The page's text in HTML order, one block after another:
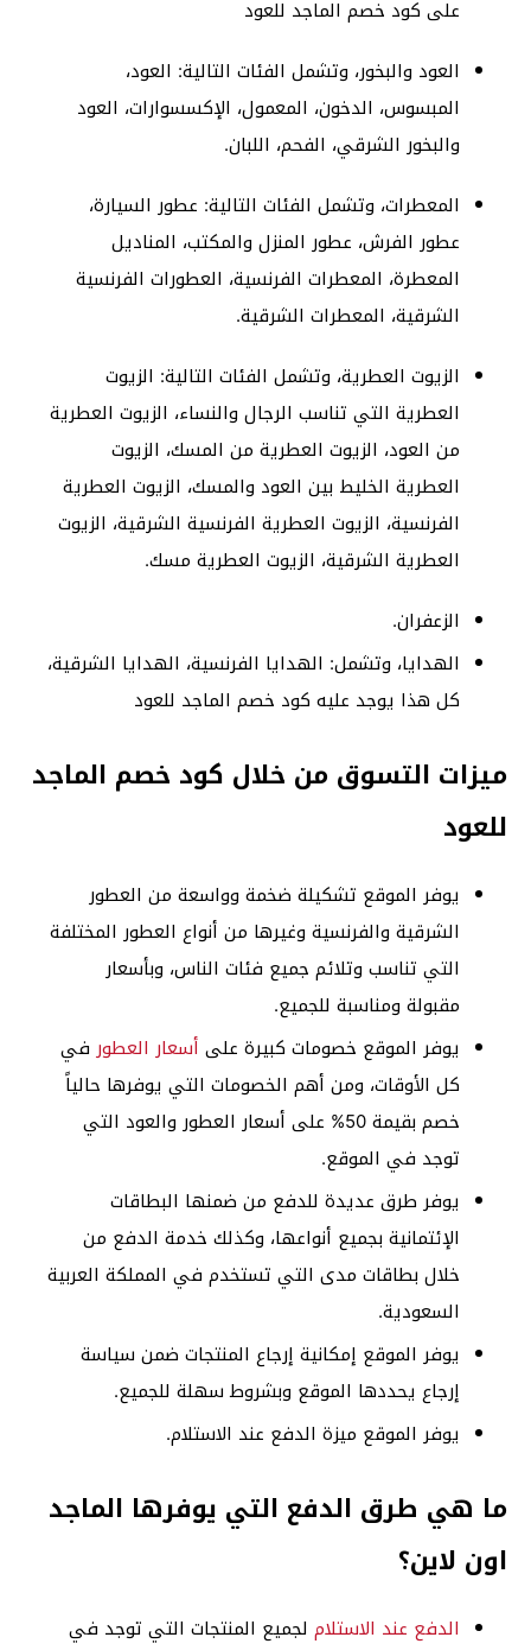
على كود خصم الماجد للعود
العود والبخور، وتشمل الفئات التالية: العود،
المبسوس، الدخون، المعمول، الإكسسوارات، العود
والبخور الشرقي، الفحم، اللبان.
المعطرات، وتشمل الفئات التالية: عطور السيارة،
عطور الفرش، عطور المنزل والمكتب، المناديل
المعطرة، المعطرات الفرنسية، العطورات الفرنسية
الشرقية، المعطرات الشرقية.
الزيوت العطرية، وتشمل الفئات التالية: الزيوت
العطرية التي تناسب الرجال والنساء، الزيوت العطرية
من العود، الزيوت العطرية من المسك، الزيوت
العطرية الخليط بين العود والمسك، الزيوت العطرية
الفرنسية، الزيوت العطرية الفرنسية الشرقية، الزيوت
العطرية الشرقية، الزيوت العطرية مسك.
الزعفران.
الهدايا، وتشمل: الهدايا الفرنسية، الهدايا الشرقية،
كل هذا يوجد عليه كود خصم الماجد للعود
ميزات التسوق من خلال كود خصم الماجد
للعود
يوفر الموقع تشكيلة ضخمة وواسعة من العطور
الشرقية والفرنسية وغيرها من أنواع العطور المختلفة
التي تناسب وتلائم جميع فئات الناس، وبأسعار
مقبولة ومناسبة للجميع.
يوفر الموقع خصومات كبيرة على أسعار العطور في
كل الأوقات، ومن أهم الخصومات التي يوفرها حالياً
خصم بقيمة 50% على أسعار العطور والعود التي
توجد في الموقع.
يوفر طرق عديدة للدفع من ضمنها البطاقات
الإئتمانية بجميع أنواعها، وكذلك خدمة الدفع من
خلال بطاقات مدى التي تستخدم في المملكة العربية
السعودية.
يوفر الموقع إمكانية إرجاع المنتجات ضمن سياسة
إرجاع يحددها الموقع وبشروط سهلة للجميع.
يوفر الموقع ميزة الدفع عند الاستلام.
ما هي طرق الدفع التي يوفرها الماجد
اون لاين؟
الدفع عند الاستلام لجميع المنتجات التي توجد في